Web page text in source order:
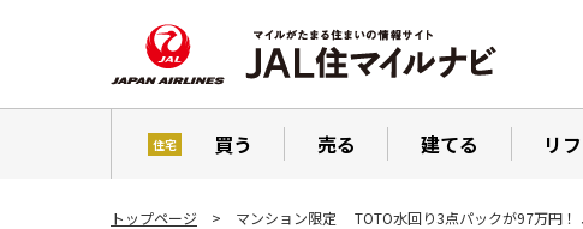
住宅 買う 売る 建てる リ
トップページ マンション限定 TOTO水回り3点パックが97万円！